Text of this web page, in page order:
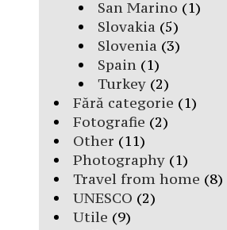
San Marino (1)
Slovakia (5)
Slovenia (3)
Spain(1)
Turkey(2)
Fără categorie (1)
Fotografie (2)
Other (11)
Photography (1)
Travel from home (8)
UNESCO (2)
Utile (9)